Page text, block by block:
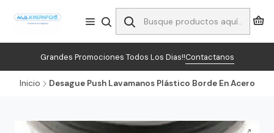
Grandes Promociones Todos Los Dias!!Contactanos
Inicio Desague Push Lavamanos Plástico Borde En Acero